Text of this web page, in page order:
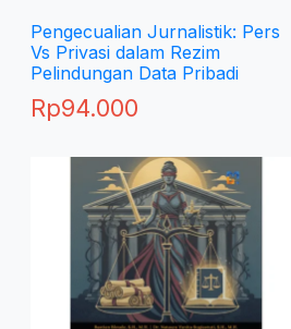
Pengecualian Jurnalistik: Pers
Vs Privasi dalam Rezim
Pelindungan Data Pribadi
Rp94.000